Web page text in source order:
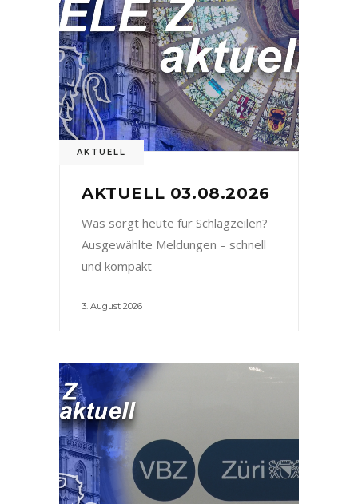
AKTUELL
AKTUELL 03.08.2026
Was sorgt heute für Schlagzeilen?
Ausgewählte Meldungen – schnell
und kompakt –
3. August 2026